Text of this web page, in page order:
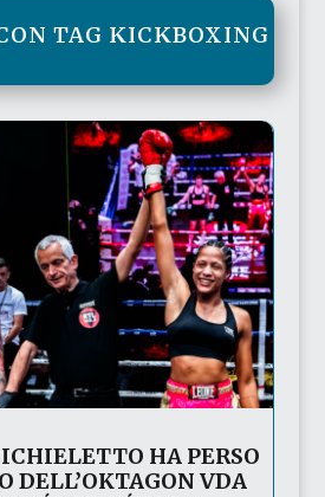
TAG KICKBOXING
HA PERSO
DELL’OKTAGON VDA